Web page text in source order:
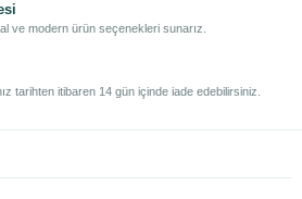
ve modern ürün seçenekleri sunarız.
tarihten itibaren 14 gün içinde iade edebilirsiniz.